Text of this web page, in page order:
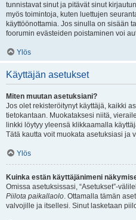
tunnistavat sinut ja pitävät sinut
myös toimintoja, kuten luettujen
käyttöönottamia. Jos sinulla on sisään
foorumin evästeiden poistaminen voi
Ylös
Käyttäjän asetukset
Miten muutan asetuksiani?
Jos olet rekisteröitynyt käyttäjä, kaikki
tietokantaan. Muokataksesi niitä,
linkki löytyy yleensä klikkaamalla
Tätä kautta voit muokata asetuksiasi ja
Ylös
Kuinka estän käyttäjänimeni
Omissa asetuksissasi, “Asetukset”-
Piilota paikallaolo. Ottamalla tämän
valvojille ja itsellesi. Sinut lasketaan